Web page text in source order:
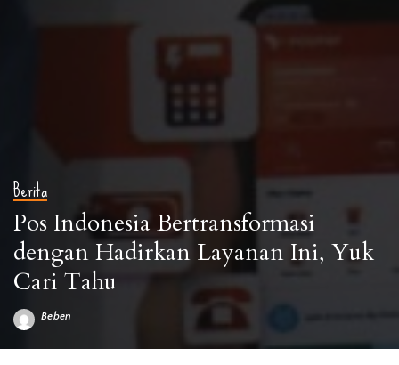
Berita
Pos Indonesia Bertransformasi
dengan Hadirkan Layanan Ini, Yuk
Cari Tahu
Posted
Beben